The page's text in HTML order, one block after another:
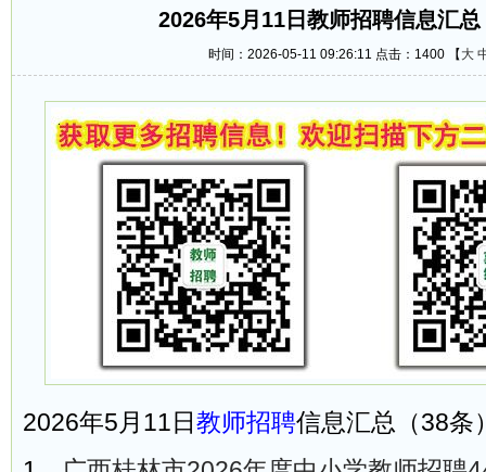
2026年5月11日教师招聘信息汇
时间：2026-05-11 09:26:11 点击： 1400 【 大
2026年5月11日 教师招聘信息汇总（38条